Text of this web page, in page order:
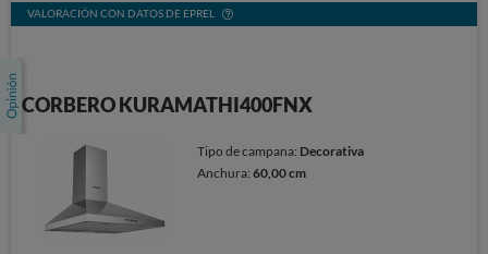
VALORACIÓN CON DATOS DE EPREL
CORBERO KURAMATHI400FNX
Tipo de campana: Decorativa
Anchura:60,00 cm